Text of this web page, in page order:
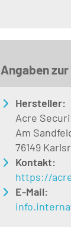
Angaben
Hersteller:
Acre
Am
76149
Kontakt:
https://
E-Mail: